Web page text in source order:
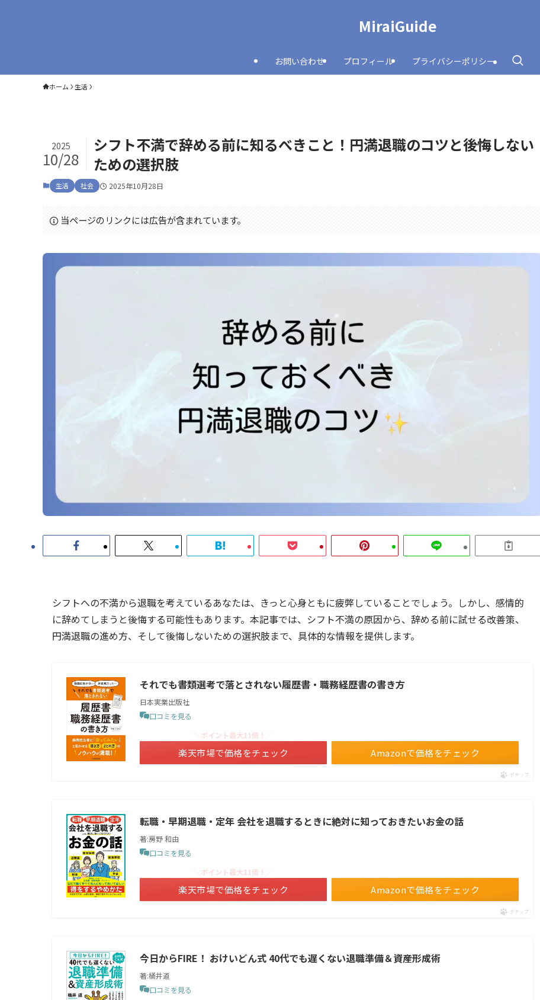
MiraiGuide
お問い合わせ プロフィール プライバシーポリシー
ホーム 生活
シフト不満で辞める前に知るべきこと！円満退職のコツと後悔しない
ための選択肢
2025
10/28
生活 社会 2025年10月28日
当ページのリンクには広告が含まれています。
シフトへの不満から退職を考えているあなたは、きっと心身ともに疲弊していることでしょう。しかし、感情的
に辞めてしまうと後悔する可能性もあります。本記事では、シフト不満の原因から、辞める前に試せる改善策、
円満退職の進め方、そして後悔しないための選択肢まで、具体的な情報を提供します。
それでも書類選考で落とされない履歴書・職務経歴書の書き方
日本実業出版社
口コミを見る
Amazonで価格をチェック
＼ポイント最大11倍！／
楽天市場で価格をチェック
ポチップ
転職・早期退職・定年 会社を退職するときに絶対に知っておきたいお金の話
著:房野 和由
口コミを見る
Amazonで価格をチェック
＼ポイント最大11倍！／
楽天市場で価格をチェック
ポチップ
今日からFIRE！ おけいどん式 40代でも遅くない退職準備＆資産形成術
著:桶井道
口コミを見る